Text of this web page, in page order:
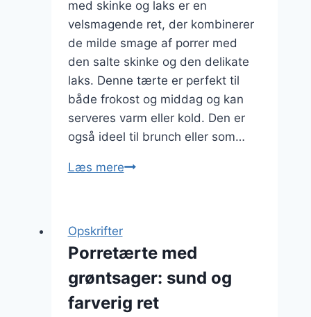
med skinke og laks er en
velsmagende ret, der kombinerer
de milde smage af porrer med
den salte skinke og den delikate
laks. Denne tærte er perfekt til
både frokost og middag og kan
serveres varm eller kold. Den er
også ideel til brunch eller som…
Læs merePorretærte
Opskrifter
Porretærte med
grøntsager: sund og
farverig ret